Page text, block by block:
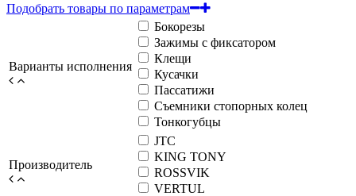
Подобрать товары по параметрам
Варианты исполнения
Бокорезы
Зажимы с фиксатором
Клещи
Кусачки
Пассатижи
Съемники стопорных колец
Тонкогубцы
Производитель
JTC
KING TONY
ROSSVIK
VERTUL